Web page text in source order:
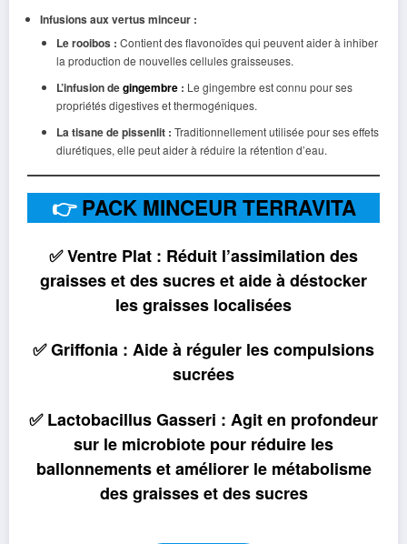
Infusions aux vertus minceur :
Le rooibos : Contient des flavonoïdes qui peuvent aider à inhiber
la production de nouvelles cellules graisseuses.
L’infusion degingembre: Le gingembre est connu pour ses
propriétés digestives et thermogéniques.
La tisane de pissenlit : Traditionnellement utilisée pour ses effets
diurétiques, elle peut aider à réduire la rétention d’eau.
👉PACK MINCEUR TERRAVITA
✅ Ventre Plat : Réduit l’assimilation des
graisses et des sucres et aide à déstocker
les graisses localisées
✅ Griffonia : Aide à réguler les compulsions
sucrées
✅ Lactobacillus Gasseri : Agit en profondeur
sur le microbiote pour réduire les
ballonnements et améliorer le métabolisme
des graisses et des sucres